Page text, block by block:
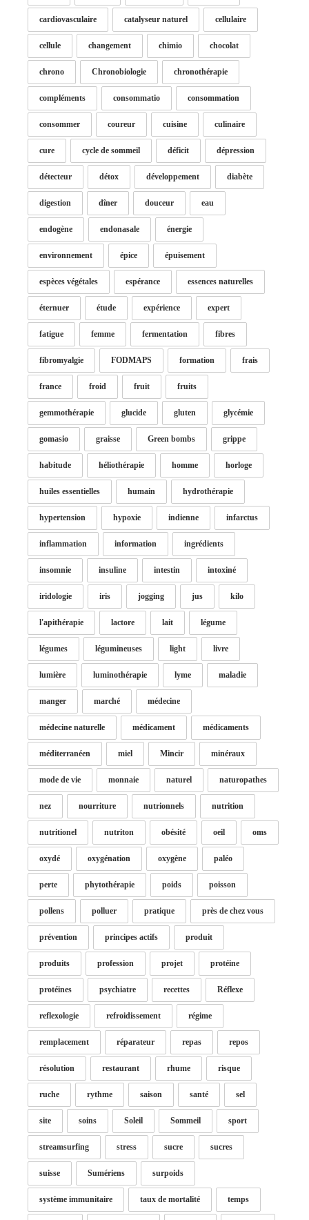
cardiovasculaire catalyseur naturel cellulaire
cellule changement chimio chocolat
chrono Chronobiologie chronothérapie
compléments consommatio consommation
consommer coureur cuisine culinaire
cure cycle de sommeil déficit dépression
détecteur détox développement diabète
digestion dîner douceur eau
endogène endonasale énergie
environnement épice épuisement
espèces végétales espérance essences naturelles
éternuer étude expérience expert
fatigue femme fermentation fibres
fibromyalgie FODMAPS formation frais
france froid fruit fruits
gemmothérapie glucide gluten glycémie
gomasio graisse Green bombs grippe
habitude héliothérapie homme horloge
huiles essentielles humain hydrothérapie
hypertension hypoxie indienne infarctus
inflammation information ingrédients
insomnie insuline intestin intoxiné
iridologie iris jogging jus kilo
l'apithérapie lactore lait légume
légumes légumineuses light livre
lumière luminothérapie lyme maladie
manger marché médecine
médecine naturelle médicament médicaments
méditerranéen miel Mincir minéraux
mode de vie monnaie naturel naturopathes
nez nourriture nutrionnels nutrition
nutritionel nutriton obésité oeil oms
oxydé oxygénation oxygène paléo
perte phytothérapie poids poisson
pollens polluer pratique près de chez vous
prévention principes actifs produit
produits profession projet protéine
protéines psychiatre recettes Réflexe
reflexologie refroidissement régime
remplacement réparateur repas repos
résolution restaurant rhume risque
ruche rythme saison santé sel
site soins Soleil Sommeil sport
streamsurfing stress sucre sucres
suisse Sumériens surpoids
système immunitaire taux de mortalité temps